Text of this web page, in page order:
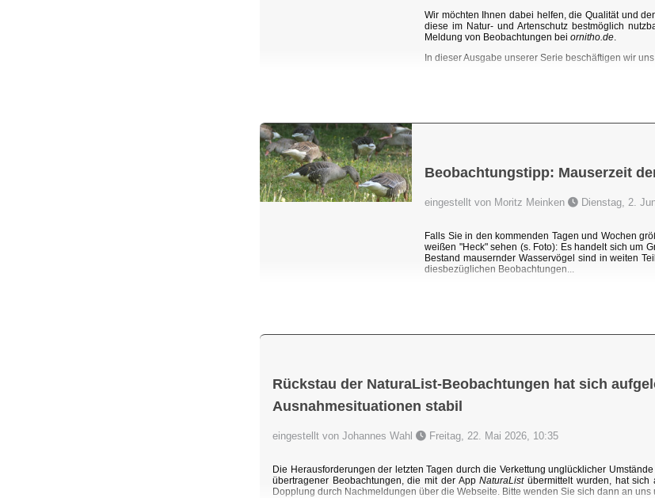
Wir möchten Ihnen dabei helfen, die Qualität und
diese im Natur- und Artenschutz bestmöglich
Meldung von Beobachtungen bei ornitho.de
In dieser Ausgabe unserer Serie beschäftigen wir
Beobachtungstipp: Mauserzeit
eingestellt von Moritz Meinken Dienstag, 2.
Falls Sie in den kommenden Tagen und Wochen
weißen "Heck" sehen (s. Foto): Es handelt sich um
Bestand mausernder Wasservögel sind in weiten
diesbezüglichen Beobachtungen...
Rückstau der NaturaList-Beobachtungen hat sich
Ausnahmesituationen stabil
eingestellt von Johannes Wahl Freitag, 22. Mai 2026, 10:35
Die Herausforderungen der letzten Tagen durch die Verkettung unglücklicher
übertragener Beobachtungen, die mit der AppNaturaListübermittelt wurden, hat
Dopplung durch Nachmeldungen über die Webseite. Bitte wenden Sie sich dann an